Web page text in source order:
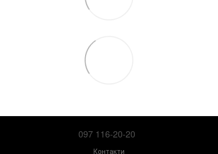
097 116-20-20
Контакти